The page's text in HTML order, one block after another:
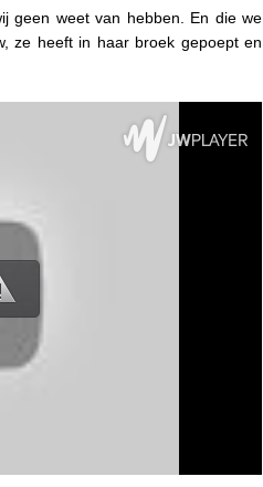
geen weet van hebben. En die we
ze heeft in haar broek gepoept en